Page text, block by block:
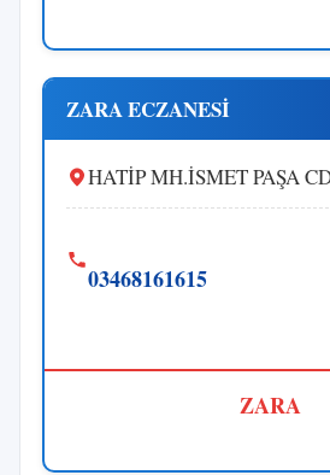
ZARA ECZANESİ
HATİP MH.İSMET PAŞA
03468161615
ZARA